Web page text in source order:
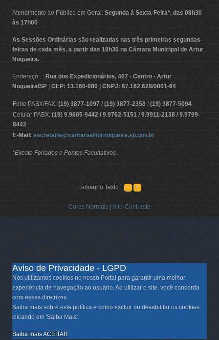
Atendimento ao Público em Geral: Segunda á Sexta-Feira*, das 08h30
às 17h00
As Sessões Ordinárias são realizadas nas três primeiras segundas-
feiras de cada mês, a partir das 18h30 na Câmara Municipal de Artur
Nogueira.
Endereço...: Rua dos Expedicionários, 467 - Centro - Artur
Nogueira/SP
CEP: 13.160-080 | CNPJ: 67.162.628/0001-64
Fone PABX/FAX: (19) 3877-1097 / (19) 3877-2358 / (19) 3877-5094
Celular PABX: (19) 9.9605-9442 / 9.9762-5151 / 9.9911-2138 / 9.9799-
8442
E-Mail: secretaria@camaraarturnogueira.sp.gov.br
*Exceto Feriados e Pontos Facultativos .
Tamanho Texto
Cores Normais | Alto-Contraste
AVISO LGPD - EB Sticky
Cookie Notice
Aviso de Privacidade - LGPD
Nós utilizamos cookies no nosso Portal para garantir uma melhor
experiência de navegação ao usuário. Ao utilizar o site, você concorda
com essas diretrizes.
Saiba mais sobre esta política e como excluir ou desabilitar os cookies
clicando em 'Saiba Mais'.
Saiba maisACEITAR